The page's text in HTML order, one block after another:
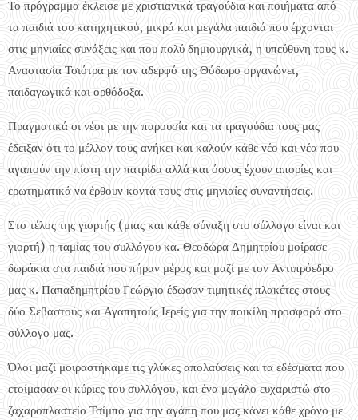
Το πρόγραμμα έκλεισε με χριστιανικά τραγούδια και ποιήματα από
τα παιδιά του κατηχητικού, μικρά και μεγάλα παιδιά που έρχονται
στις μηνιαίες συνάξεις και που πολύ δημιουργικά, η υπεύθυνη τους κ.
Αναστασία Τσιότρα με τον αδερφό της Θόδωρο οργανώνει,
παιδαγωγικά και ορθόδοξα.
Πραγματικά οι νέοι με την παρουσία και τα τραγούδια τους μας
έδειξαν ότι το μέλλον τους ανήκει και καλούν κάθε νέο και νέα που
αγαπούν την πίστη την πατρίδα αλλά και όσους έχουν απορίες και
ερωτηματικά να έρθουν κοντά τους στις μηνιαίες συναντήσεις.
Στο τέλος της γιορτής (μιας και κάθε σύναξη στο σύλλογο είναι και
γιορτή) η ταμίας του συλλόγου κα. Θεοδώρα Δημητρίου μοίρασε
δωράκια στα παιδιά που πήραν μέρος και μαζί με τον Αντιπρόεδρο
μας κ. Παπαδημητρίου Γεώργιο έδωσαν τιμητικές πλακέτες στους
δύο Σεβαστούς και Αγαπητούς Ιερείς για την ποικίλη προσφορά στο
σύλλογο μας.
Όλοι μαζί μοιραστήκαμε τις γλύκες απολαύσεις και τα εδέσματα που
ετοίμασαν οι κύριες του συλλόγου, και ένα μεγάλο ευχαριστώ στο
ζαχαροπλαστείο Τσίμπο για την αγάπη που μας κάνει κάθε χρόνο με